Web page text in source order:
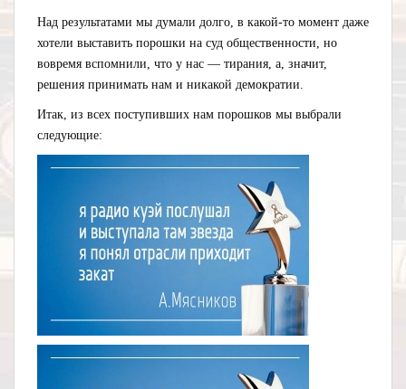
Над результатами мы думали долго, в какой-то момент даже
хотели выставить порошки на суд общественности, но
вовремя вспомнили, что у нас — тирания, а, значит,
решения принимать нам и никакой демократии.
Итак, из всех поступивших нам порошков мы выбрали
следующие: